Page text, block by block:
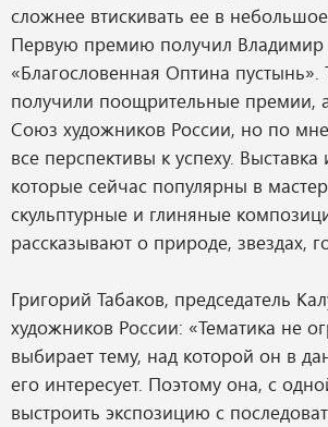
сложнее втискивать ее в
Первую премию получил Владимир
«Благословенная Оптина
получили поощрительные премии,
Союз художников России, но по
все перспективы к успеху.
которые сейчас популярны в
скульптурные и глиняные
рассказывают о природе, звездах,
Григорий Табаков, председатель
художников России: «Тематика не
выбирает тему, над которой он в
его интересует. Поэтому она, с
выстроить экспозицию с